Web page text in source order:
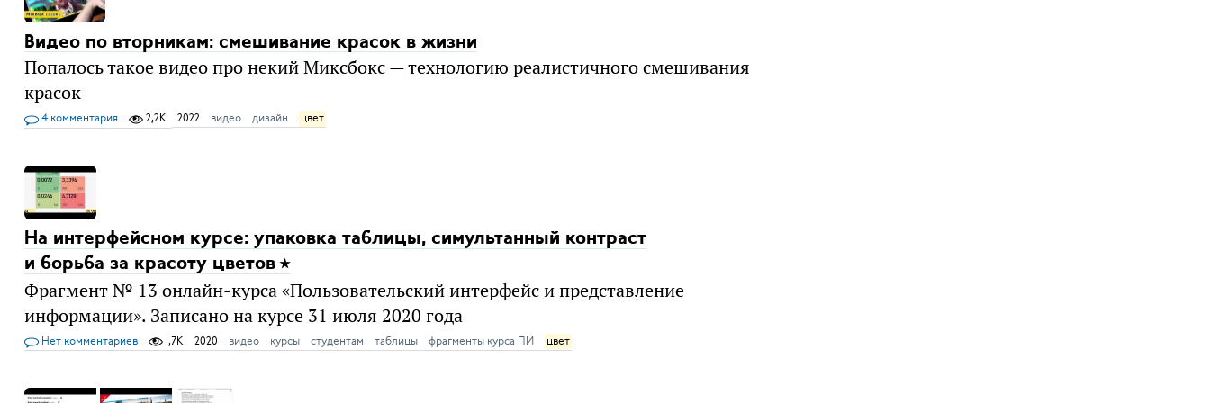
Видео по вторникам: смешивание красок в жизни
Попалось такое видео про некий Миксбокс — технологию реалистичного смешивания
красок
4 комментария 2,2K 2022 видео дизайн цвет
На интерфейсном курсе: упаковка таблицы, симультанный контраст
и борьба за красоту цветов
Фрагмент № 13 онлайн-курса «Пользовательский интерфейс и представление
информации». Записано на курсе 31 июля 2020 года
Нет комментариев 1,7K 2020 видео курсы студентам таблицы фрагменты курса ПИ цвет